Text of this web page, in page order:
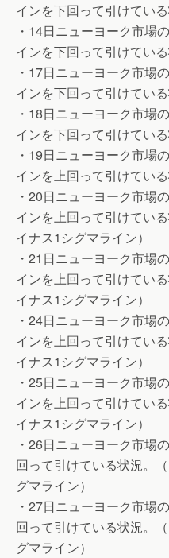
インを下回って引けている
・14日ニューヨーク市場
インを下回って引けている
・17日ニューヨーク市場
インを下回って引けている
・18日ニューヨーク市場
インを下回って引けている
・19日ニューヨーク市場
インを上回って引けている
・20日ニューヨーク市場
インを上回って引けてい
イナス1シグマライン）
・21日ニューヨーク市場
インを上回って引けてい
イナス1シグマライン）
・24日ニューヨーク市場
インを上回って引けてい
イナス1シグマライン）
・25日ニューヨーク市場
インを上回って引けてい
イナス1シグマライン）
・26日ニューヨーク市場
回って引けている状況。
グマライン）
・27日ニューヨーク市場
回って引けている状況。
グマライン）